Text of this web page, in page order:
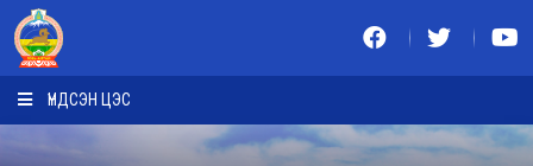
ҮНДСЭН ЦЭС